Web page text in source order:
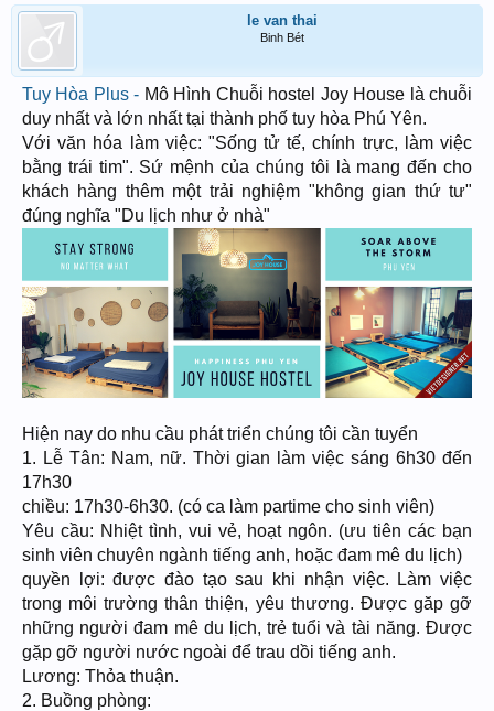
le van thai
Binh Bét
Tuy Hòa Plus - Mô Hình Chuỗi hostel Joy House là chuỗi
duy nhất và lớn nhất tại thành phố tuy hòa Phú Yên.
Với văn hóa làm việc: "Sống tử tế, chính trực, làm việc
bằng trái tim". Sứ mệnh của chúng tôi là mang đến cho
khách hàng thêm một trải nghiệm "không gian thứ tư"
đúng nghĩa "Du lịch như ở nhà"
Hiện nay do nhu cầu phát triển chúng tôi cần tuyển
1. Lễ Tân: Nam, nữ. Thời gian làm việc sáng 6h30 đến
17h30
chiều: 17h30-6h30. (có ca làm partime cho sinh viên)
Yêu cầu: Nhiệt tình, vui vẻ, hoạt ngôn. (ưu tiên các bạn
sinh viên chuyên ngành tiếng anh, hoặc đam mê du lịch)
quyền lợi: được đào tạo sau khi nhận việc. Làm việc
trong môi trường thân thiện, yêu thương. Được găp gỡ
những người đam mê du lịch, trẻ tuổi và tài năng. Được
gặp gỡ người nước ngoài để trau dồi tiếng anh.
Lương: Thỏa thuận.
2. Buồng phòng: